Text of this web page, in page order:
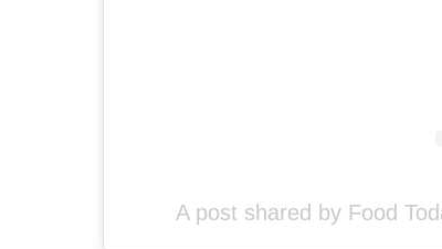
A post shared by Food